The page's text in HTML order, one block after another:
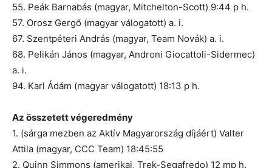
55. Peák Barnabás (magyar, Mitchelton-Scott) 9:44 p h.
57. Orosz Gergő (magyar válogatott) a. i.
67. Szentpéteri András (magyar, Team Novák) a. i.
68. Pelikán János (magyar, Androni Giocattoli-Sidermec)
a. i.
94. Karl Ádám (magyar válogatott) 18:13 p h.
Az összetett végeredmény
1. (sárga mezben az Aktív Magyarország díjáért) Valter
Attila (magyar, CCC Team) 18:45:55
2. Quinn Simmons (amerikai, Trek-Segafredo) 12 mp h.